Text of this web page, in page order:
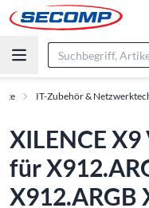
IT-Zubehör &
XILENCE
für
X912.ARGB